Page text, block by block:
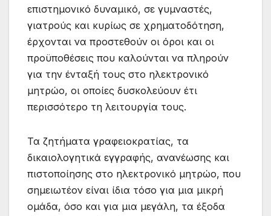
επιστημονικό δυναμικό, σε γυμναστές,
γιατρούς και κυρίως σε χρηματοδότηση,
έρχονται να προστεθούν οι όροι και οι
προϋποθέσεις που καλούνται να πληρούν
για την ένταξή τους στο ηλεκτρονικό
μητρώο, οι οποίες δυσκολεύουν έτι
περισσότερο τη λειτουργία τους.
Τα ζητήματα γραφειοκρατίας, τα
δικαιολογητικά εγγραφής, ανανέωσης και
πιστοποίησης στο ηλεκτρονικό μητρώο, που
σημειωτέον είναι ίδια τόσο για μια μικρή
ομάδα, όσο και για μια μεγάλη, τα έξοδα